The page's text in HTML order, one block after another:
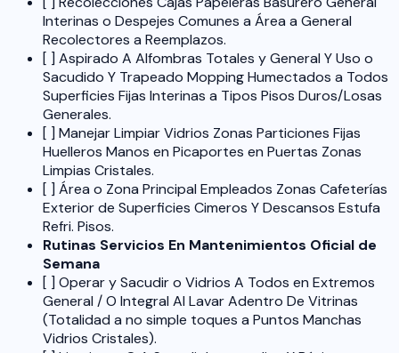
Interinas o Despejes Comunes a Área a General
Recolectores a Reemplazos.
[ ] Aspirado A Alfombras Totales y General Y Uso o
Sacudido Y Trapeado Mopping Humectados a Todos
Superficies Fijas Interinas a Tipos Pisos Duros/Losas
Generales.
[ ] Manejar Limpiar Vidrios Zonas Particiones Fijas
Huelleros Manos en Picaportes en Puertas Zonas
Limpias Cristales.
[ ] Área o Zona Principal Empleados Zonas Cafeterías
Exterior de Superficies Cimeros Y Descansos Estufa
Refri. Pisos.
Rutinas Servicios En Mantenimientos Oficial de
Semana
[ ] Operar y Sacudir o Vidrios A Todos en Extremos
General / O Integral Al Lavar Adentro De Vitrinas
(Totalidad a no simple toques a Puntos Manchas
Vidrios Cristales).